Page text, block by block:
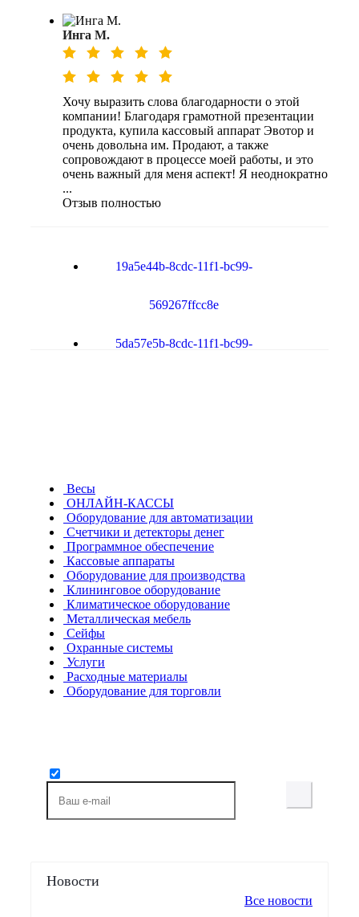
Инга М.
Хочу выразить слова благодарности о этой
компании! Благодаря грамотной презентации
продукта, купила кассовый аппарат Эвотор и
очень довольна им. Продают, а также
сопровождают в процессе моей работы, и это
очень важный для меня аспект! Я неоднократно
...
Отзыв полностью
19a5e44b-8cdc-11f1-bc99-
569267ffcc8e
5da57e5b-8cdc-11f1-bc99-
efa096e8-8cd9-11f1-bc99-
569267ffcc8e
96ccb3ee-8cd7-11f1-bc99-
569267ffcc8e
3847a908-8cbf-11f1-bc99-
569267ffcc8e
Весы
ОНЛАЙН-КАССЫ
Оборудование для автоматизации
Счетчики и детекторы денег
Программное обеспечение
Кассовые аппараты
Оборудование для производства
Клининговое оборудование
Климатическое оборудование
Металлическая мебель
Сейфы
Охранные системы
Услуги
Расходные материалы
Оборудование для торговли
Новости
Все новости